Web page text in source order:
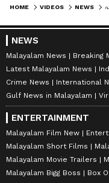
HOME VIDEOS NEWS
NEWS
Malayalam News
Breaking
Latest Malayalam News
Crime News
International
Gulf News in Malayalam
ENTERTAINMENT
Malayalam Film New
Malayalam Short Films
Malayalam Movie Trailers
Malayalam Bigg Boss
Box